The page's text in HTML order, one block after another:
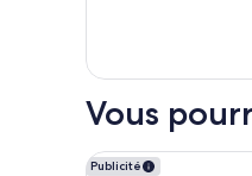
le
de
Chambre
Vous
Publicité
Citadines